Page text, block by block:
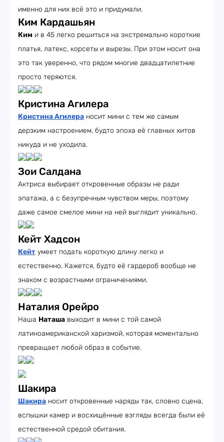
именно для них всё это и придумали.
Ким Кардашьян
Ким и в 45 легко решиться на экстремально короткие
платья, латекс, корсеты и вырезы. При этом носит она
это так уверенно, что рядом многие двадцатилетние
просто теряются.
Кристина Агилера
Кристина Агилера носит мини с тем же самым
дерзким настроением, будто эпоха её главных хитов
никуда и не уходила.
Зои Салдана
Актриса выбирает откровенные образы не ради
эпатажа, а с безупречным чувством меры, поэтому
даже самое смелое мини на ней выглядит уникально.
Кейт Хадсон
Кейт умеет подать короткую длину легко и
естественно. Кажется, будто её гардероб вообще не
знаком с возрастными ограничениями.
Наталия Орейро
Наша Наташа выходит в мини с той самой
латиноамериканской харизмой, которая моментально
превращает любой образ в событие.
Шакира
Шакира носит откровенные наряды так, словно сцена,
вспышки камер и восхищённые взгляды всегда были её
естественной средой обитания.